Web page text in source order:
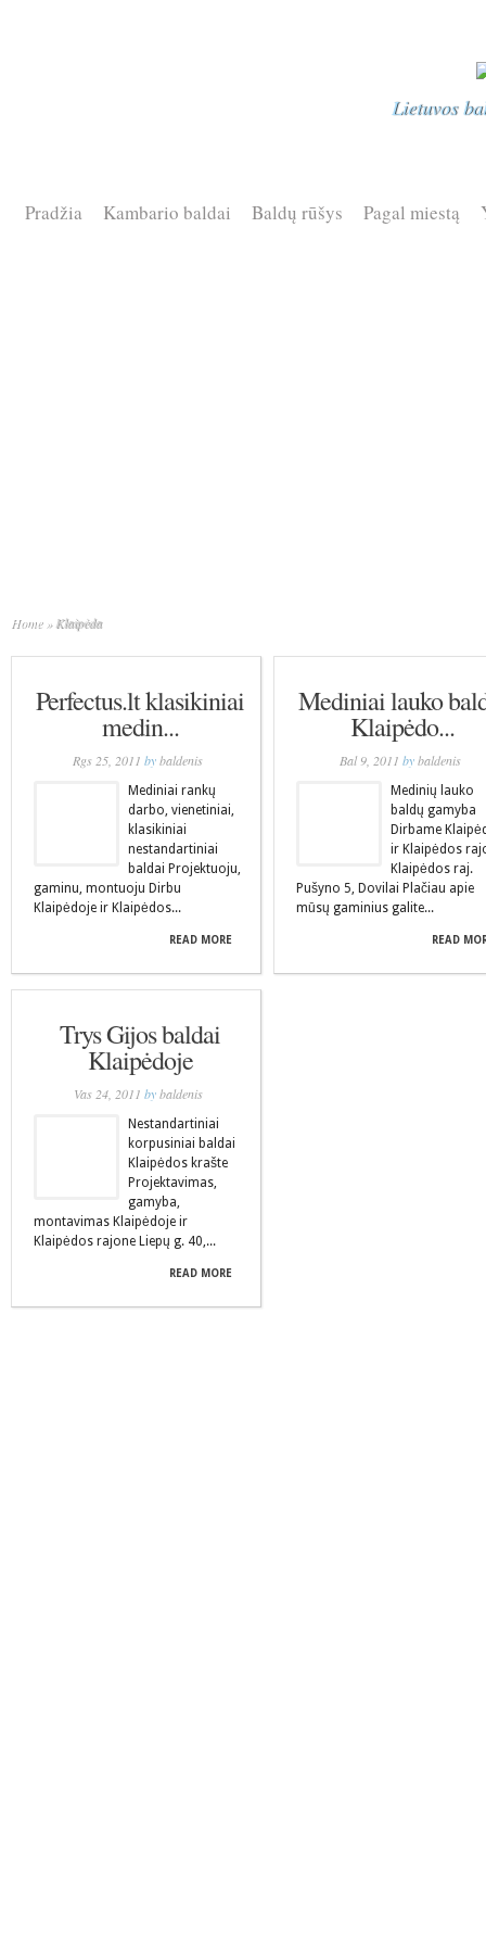
Lietuvos
Pradžia Kambario baldai Baldų rūšys Pagal miestą
Home »Klaipėda
Perfectus.lt klasikiniai
medin...
Rgs 25, 2011 bybaldenis
Mediniai rankų
darbo, vienetiniai,
klasikiniai
nestandartiniai
baldai Projektuoju,
gaminu, montuoju Dirbu
Klaipėdoje ir Klaipėdos...
READ MORE
Mediniai lauko
Klaipėdo...
Bal 9, 2011 bybaldenis
Medinių lauko
baldų gamyba
Dirbame
ir Klaipėdos
Klaipėdos raj.
Pušyno 5, Dovilai Plačiau apie
mūsų gaminius galite...
READ
Trys Gijos baldai
Klaipėdoje
Vas 24, 2011 by baldenis
Nestandartiniai
korpusiniai baldai
Klaipėdos krašte
Projektavimas,
gamyba,
montavimas Klaipėdoje ir
Klaipėdos rajone Liepų g. 40,...
READ MORE